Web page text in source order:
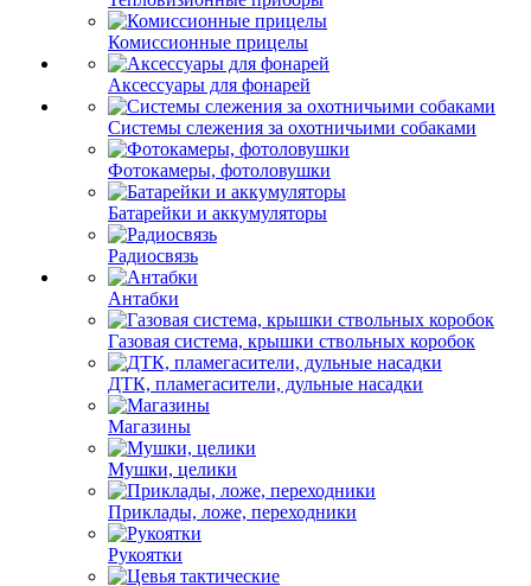
Комиссионные прицелы
Аксессуары для фонарей
Системы слежения за охотничьими собаками
Фотокамеры, фотоловушки
Батарейки и аккумуляторы
Радиосвязь
Антабки
Газовая система, крышки ствольных коробок
ДТК, пламегасители, дульные насадки
Магазины
Мушки, целики
Приклады, ложе, переходники
Рукоятки